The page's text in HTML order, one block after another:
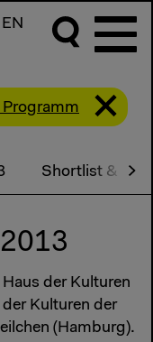
EN
Shortlist &
der Kulturen
Kulturen der
(Hamburg).